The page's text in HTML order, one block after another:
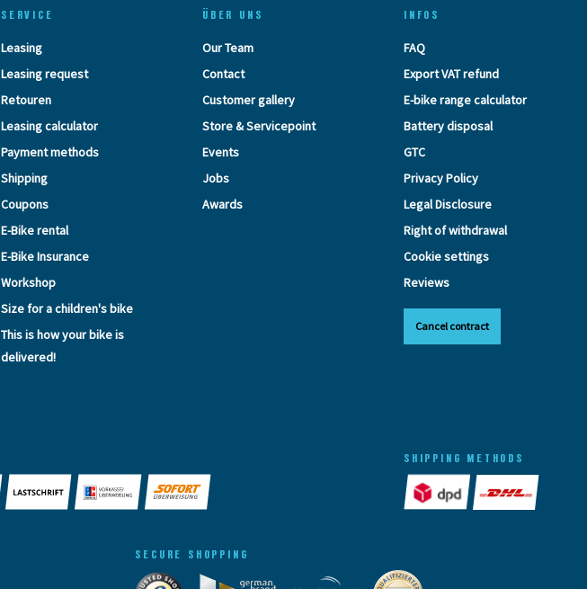
SERVICE
Leasing
Leasing request
Retouren
Leasing calculator
Payment methods
Shipping
Coupons
E-Bike rental
E-Bike Insurance
Workshop
Size for a children's bike
This is how your bike is
delivered!
ÜBER UNS
Our Team
Contact
Customer gallery
Store & Servicepoint
Events
Jobs
Awards
INFOS
FAQ
Export VAT refund
E-bike range calculator
Battery disposal
GTC
Privacy Policy
Legal Disclosure
Right of withdrawal
Cookie settings
Reviews
Cancel contract
SHIPPING METHODS
SECURE SHOPPING